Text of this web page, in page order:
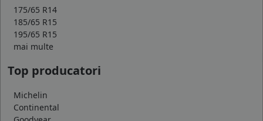
175/65 R14
185/65 R15
195/65 R15
mai multe
Top producatori
Michelin
Continental